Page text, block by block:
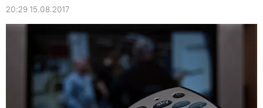
20:29 15.08.2017